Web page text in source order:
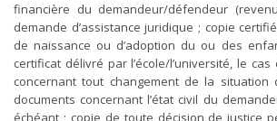
financière du demandeur/défendeur
demande d’assistance juridique ; copie
de naissance ou d’adoption du ou des
certificat délivré par l’école/l’université, le
concernant tout changement de la
documents concernant l’état civil du
échéant ; copie de toute décision de justice